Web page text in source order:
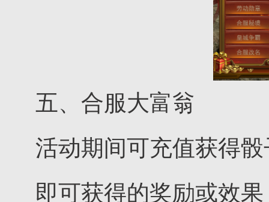
五、合服大富翁
活动期间可充值获得
即可获得的奖励或效